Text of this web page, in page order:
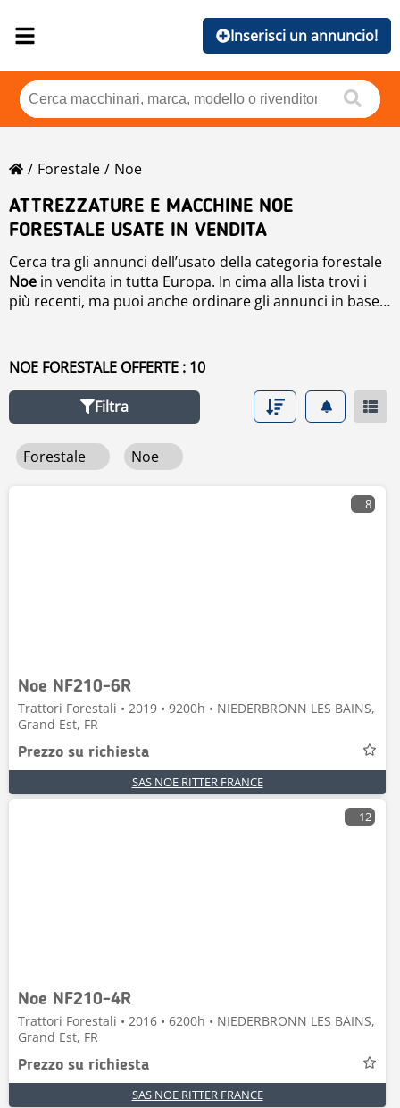
Inserisci un annuncio!
Forestale
Noe
ATTREZZATURE E MACCHINE NOE
FORESTALE USATE IN VENDITA
Cerca tra gli annunci dell’usato della categoria forestale
Noe in vendita in tutta Europa. In cima alla lista trovi i
più recenti, ma puoi anche ordinare gli annunci in base
seconda mano in vendita segui il link in arancione.
NOE FORESTALE OFFERTE : 10
Filtra
Forestale Noe
8
Noe NF210-6R
Trattori Forestali • 2019 • 9200h • NIEDERBRONN LES BAINS,
Grand Est, FR
Prezzo su richiesta
SAS NOE RITTER FRANCE
12
Noe NF210-4R
Trattori Forestali • 2016 • 6200h • NIEDERBRONN LES BAINS,
Grand Est, FR
Prezzo su richiesta
SAS NOE RITTER FRANCE